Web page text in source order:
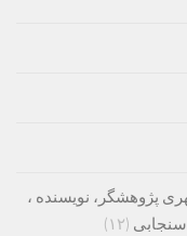
پژوهشگر، نویسنده ،
سنجابی (۱۲)